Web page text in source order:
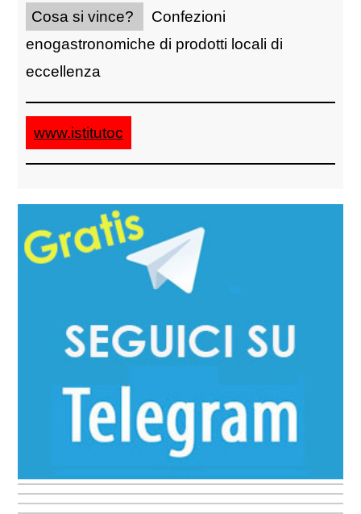
Cosa si vince?
Confezioni
enogastronomiche di prodotti locali di
eccellenza
www.istitutoc